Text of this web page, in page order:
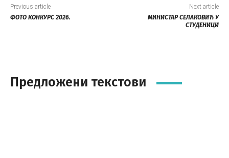
Previous article
ФОТО КОНКУРС 2026.
Next article
МИНИСТАР СЕЛАКОВИЋ У
СТУДЕНИЦИ
Предложени текстови